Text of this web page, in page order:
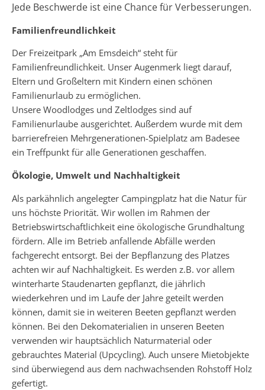
Jede Beschwerde ist eine Chance für Verbesserungen.
Familienfreundlichkeit
Der Freizeitpark „Am Emsdeich“ steht für
Familienfreundlichkeit. Unser Augenmerk liegt darauf,
Eltern und Großeltern mit Kindern einen schönen
Familienurlaub zu ermöglichen.
Unsere Woodlodges und Zeltlodges sind auf
Familienurlaube ausgerichtet. Außerdem wurde mit dem
barrierefreien Mehrgenerationen-Spielplatz am Badesee
ein Treffpunkt für alle Generationen geschaffen.
Ökologie, Umwelt und Nachhaltigkeit
Als parkähnlich angelegter Campingplatz hat die Natur für
uns höchste Priorität. Wir wollen im Rahmen der
Betriebswirtschaftlichkeit eine ökologische Grundhaltung
fördern. Alle im Betrieb anfallende Abfälle werden
fachgerecht entsorgt. Bei der Bepflanzung des Platzes
achten wir auf Nachhaltigkeit. Es werden z.B. vor allem
winterharte Staudenarten gepflanzt, die jährlich
wiederkehren und im Laufe der Jahre geteilt werden
können, damit sie in weiteren Beeten gepflanzt werden
können. Bei den Dekomaterialien in unseren Beeten
verwenden wir hauptsächlich Naturmaterial oder
gebrauchtes Material (Upcycling). Auch unsere Mietobjekte
sind überwiegend aus dem nachwachsenden Rohstoff Holz
gefertigt.